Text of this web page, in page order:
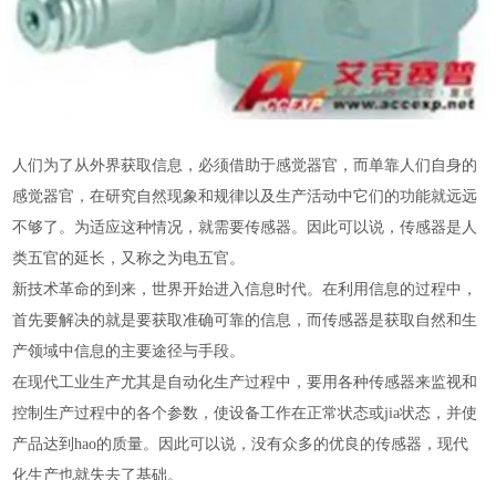
人们为了从外界获取信息，必须借助于感觉器官，而单靠人们自身的
感觉器官，在研究自然现象和规律以及生产活动中它们的功能就远远
不够了。为适应这种情况，就需要传感器。因此可以说，传感器是人
类五官的延长，又称之为电五官。
新技术革命的到来，世界开始进入信息时代。在利用信息的过程中，
首先要解决的就是要获取准确可靠的信息，而传感器是获取自然和生
产领域中信息的主要途径与手段。
在现代工业生产尤其是自动化生产过程中，要用各种传感器来监视和
控制生产过程中的各个参数，使设备工作在正常状态或jia状态，并使
产品达到hao的质量。因此可以说，没有众多的优良的传感器，现代
化生产也就失去了基础。